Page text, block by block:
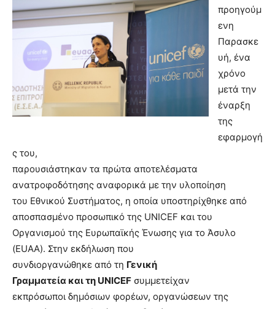
προηγούμ
ενη
Παρασκε
υή, ένα
χρόνο
μετά την
έναρξη
της
εφαρμογή
ς του,
παρουσιάστηκαν τα πρώτα αποτελέσματα
ανατροφοδότησης αναφορικά με την υλοποίηση
του Εθνικού Συστήματος, η οποία υποστηρίχθηκε από
αποσπασμένο προσωπικό της UNICEF και του
Οργανισμού της Ευρωπαϊκής Ένωσης για το Άσυλο
(EUAA). Στην εκδήλωση που
συνδιοργανώθηκε από τη Γενική
Γραμματεία και τη UNICEF συμμετείχαν
εκπρόσωποι δημόσιων φορέων, οργανώσεων της